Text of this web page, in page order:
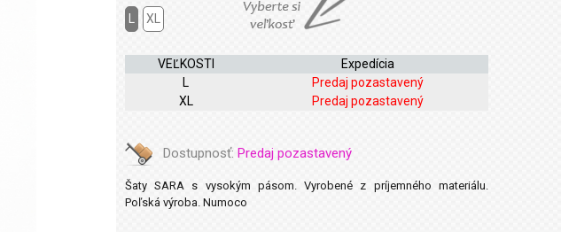
XL
VEĽKOSTI
Expedícia
L
Predaj pozastavený
XL
Predaj pozastavený
Dostupnosť: Predaj pozastavený
Šaty SARA s vysokým pásom. Vyrobené z príjemného materiálu.
Poľská výroba. Numoco